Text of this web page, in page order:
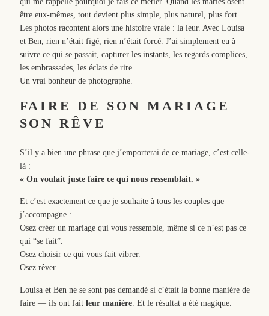
être eux-mêmes, tout devient plus simple, plus naturel, plus fort.
Les photos racontent alors une histoire vraie : la leur. Avec Louisa
et Ben, rien n’était figé, rien n’était forcé. J’ai simplement eu à
suivre ce qui se passait, capturer les instants, les regards complices,
les embrassades, les éclats de rire.
Un vrai bonheur de photographe.
FAIRE DE SON MARIAGE
SON RÊVE
S’il y a bien une phrase que j’emporterai de ce mariage, c’est celle-
là :
« On voulait juste faire ce qui nous ressemblait. »
Et c’est exactement ce que je souhaite à tous les couples que
j’accompagne :
Osez créer un mariage qui vous ressemble, même si ce n’est pas ce
qui “se fait”.
Osez choisir ce qui vous fait vibrer.
Osez rêver.
Louisa et Ben ne se sont pas demandé si c’était la bonne manière de
faire — ils ont fait leur manière. Et le résultat a été magique.